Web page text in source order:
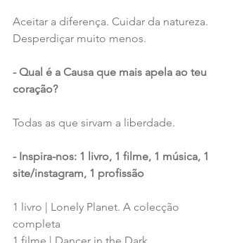
Aceitar a diferença. Cuidar da natureza.
Desperdiçar muito menos.
- Qual é a Causa que mais apela ao teu
coração?
Todas as que sirvam a liberdade.
- Inspira-nos: 1 livro, 1 filme, 1 música, 1
site/instagram, 1 profissão
1 livro | Lonely Planet. A colecção
completa